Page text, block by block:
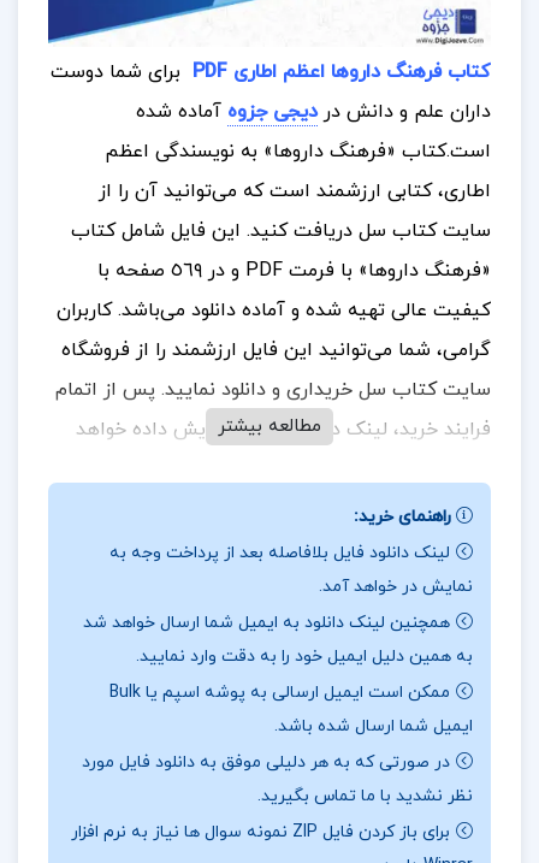
کتاب فرهنگ داروها اعظم اطاری PDF
برای شما دوست
داران علم و دانش دردیجی جزوه آماده شده
است.کتاب «فرهنگ داروها» به نویسندگی اعظم
اطاری، کتابی ارزشمند است که می‌توانید آن را از
سایت کتاب سل دریافت کنید. این فایل شامل کتاب
«فرهنگ داروها» با فرمت PDF و در ٥٦٩ صفحه با
کیفیت عالی تهیه شده و آماده دانلود می‌باشد.کاربران
گرامی، شما می‌توانید این فایل ارزشمند را از فروشگاه
سایت کتاب سل خریداری و دانلود نمایید. پس از اتمام
فرایند خرید، لینک دانلود به شما نمایش داده خواهد
می‌گردد. بنابراین، لطفاً در هنگام خرید، دقت کافی را در
وارد کردن آدرس ایمیل خود داشته باشید تا در دریافت
فایل با مشکلی مواجه نشوید.
متن این فایل آورده شده است.
در بخشی از کتاب فرهنگ داروها اعظم اطاری
شامل اطلاعات دقیق و جامع درباره داروها و کاربردهای
آن‌ها است.به عنوان یک منبع مفید برای پزشکان،
مطالعه بیشتر
راهنمای خرید:
لینک دانلود فایل بلافاصله بعد از پرداخت وجه به
نمایش در خواهد آمد.
همچنین لینک دانلود به ایمیل شما ارسال خواهد شد
به همین دلیل ایمیل خود را به دقت وارد نمایید.
ممکن است ایمیل ارسالی به پوشه اسپم یا Bulk
ایمیل شما ارسال شده باشد.
در صورتی که به هر دلیلی موفق به دانلود فایل مورد
نظر نشدید با ما تماس بگیرید.
برای باز کردن فایل ZIP نمونه سوال ها نیاز به نرم افزار